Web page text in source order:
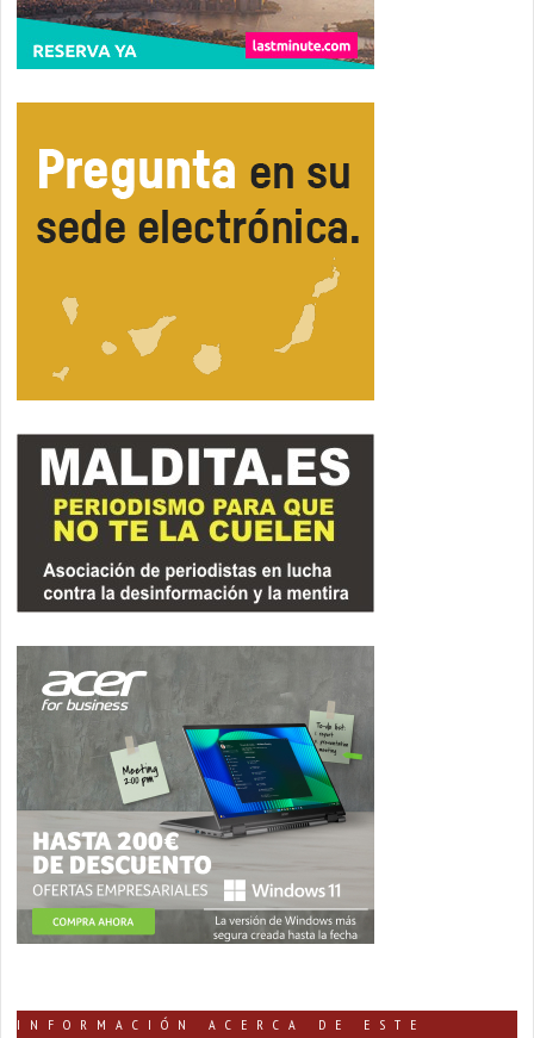
INFORMACIÓN ACERCA DE ESTE